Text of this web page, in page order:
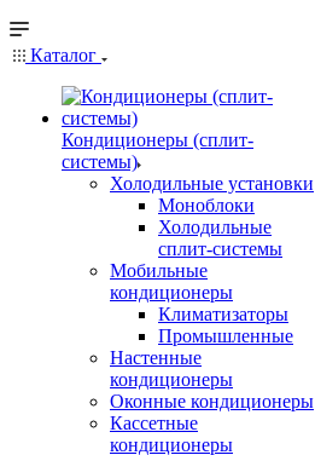
Каталог
Кондиционеры (сплит-
системы)
Холодильные установки
Моноблоки
Холодильные
сплит-системы
Мобильные
кондиционеры
Климатизаторы
Промышленные
Настенные
кондиционеры
Оконные кондиционеры
Кассетные
кондиционеры